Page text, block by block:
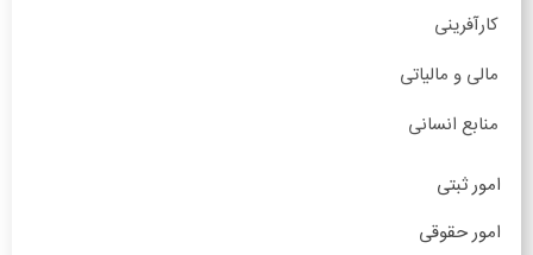
کارآفرینی
مالی و مالیاتی
منابع انسانی
امور ثبتی
امور حقوقی